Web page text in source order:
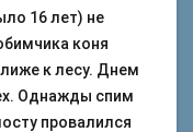
16 лет) не
коня
к лесу. Днем
Однажды спим
провалился